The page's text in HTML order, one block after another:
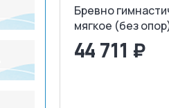
Бревно
мягкое (без
44 711 ₽